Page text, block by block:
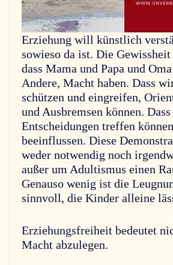
Erziehung will künstlich
sowieso da ist. Die Gewissheit
dass Mama und Papa und
Andere, Macht haben. Dass
schützen und eingreifen,
und Ausbremsen können.
Entscheidungen treffen
beeinflussen. Diese
weder notwendig noch
außer um Adultismus einen
Genauso wenig ist die
sinnvoll, die Kinder alleine
Erziehungsfreiheit bedeutet
Macht abzulegen.